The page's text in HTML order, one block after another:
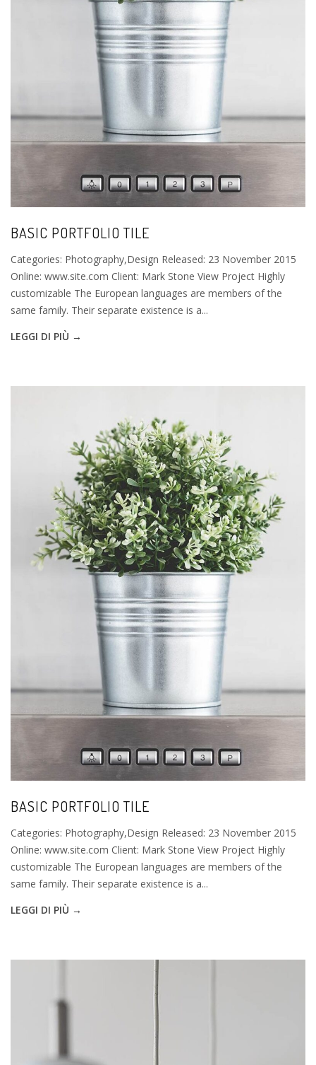
BASIC PORTFOLIO TILE
Categories: Photography,Design Released: 23 November 2015
Online: www.site.com Client: Mark Stone View Project Highly
customizable The European languages are members of the
same family. Their separate existence is a...
LEGGI DI PIÙ →
BASIC PORTFOLIO TILE
Categories: Photography,Design Released: 23 November 2015
Online: www.site.com Client: Mark Stone View Project Highly
customizable The European languages are members of the
same family. Their separate existence is a...
LEGGI DI PIÙ →